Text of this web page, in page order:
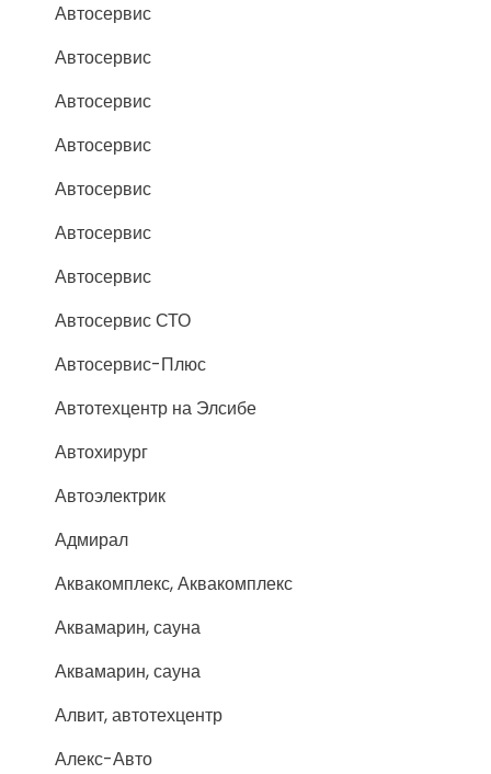
Автосервис
Автосервис
Автосервис
Автосервис
Автосервис
Автосервис
Автосервис
Автосервис СТО
Автосервис-Плюс
Автотехцентр на Элсибе
Автохирург
Автоэлектрик
Адмирал
Аквакомплекс, Аквакомплекс
Аквамарин, сауна
Аквамарин, сауна
Алвит, автотехцентр
Алекс-Авто